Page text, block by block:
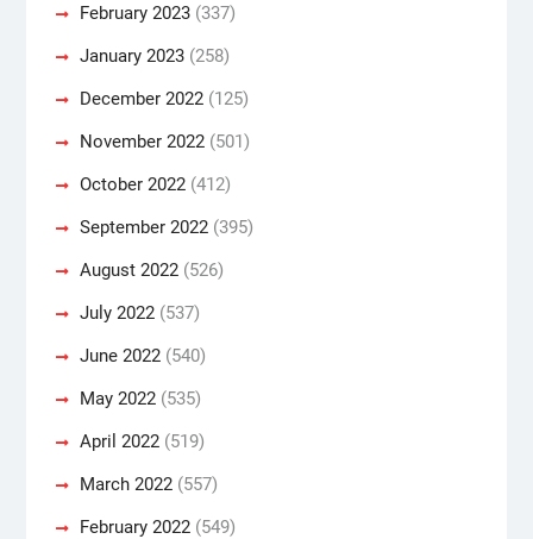
February 2023(337)
January 2023(258)
December 2022(125)
November 2022(501)
October 2022(412)
September 2022(395)
August 2022(526)
July 2022(537)
June 2022(540)
May 2022(535)
April 2022(519)
March 2022(557)
February 2022(549)